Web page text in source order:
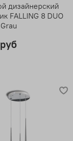
дизайнерский
FALLING 8 DUO